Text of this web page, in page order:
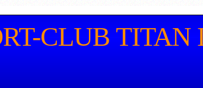
CLUB TITAN